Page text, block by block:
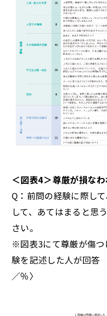
＜図表4＞尊厳が損な
Q：前問の経験に際し
して、あてはまると思
さい。
※図表3にて尊厳が傷
験を記述した人が回答
／％〉